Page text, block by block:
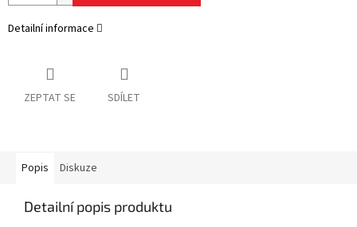
Detailní informace
ZEPTAT SE SDÍLET
Popis Diskuze
Detailní popis produktu